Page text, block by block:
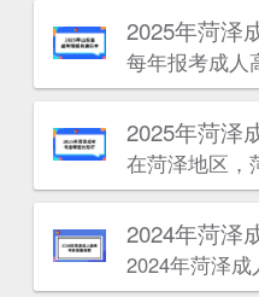
估
2025年菏泽
2025年菏泽